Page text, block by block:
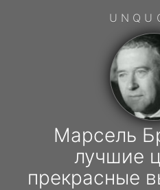
Марсель
лучшие
прекрасные